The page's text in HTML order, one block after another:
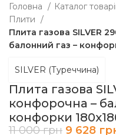
Головна Каталог
Плити
Плита газова SILVER
балонний газ –
Плита газова
конфорочна –
конфорки
SILVER (Туреччина)
11 000грн 9 628